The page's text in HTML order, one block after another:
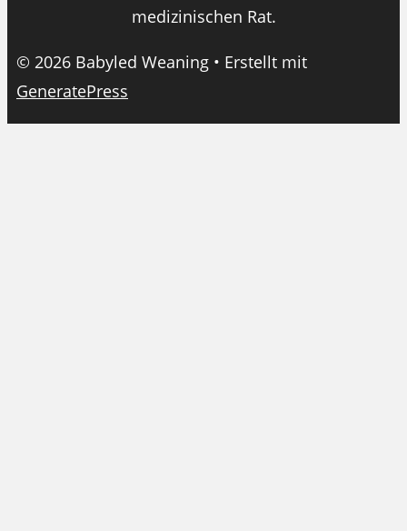
medizinischen Rat.
© 2026 Babyled Weaning • Erstellt mit
GeneratePress